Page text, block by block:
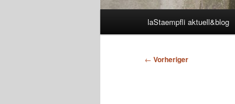
laStaempfli aktuell&blog
Beitragsnavigation
← Vorheriger